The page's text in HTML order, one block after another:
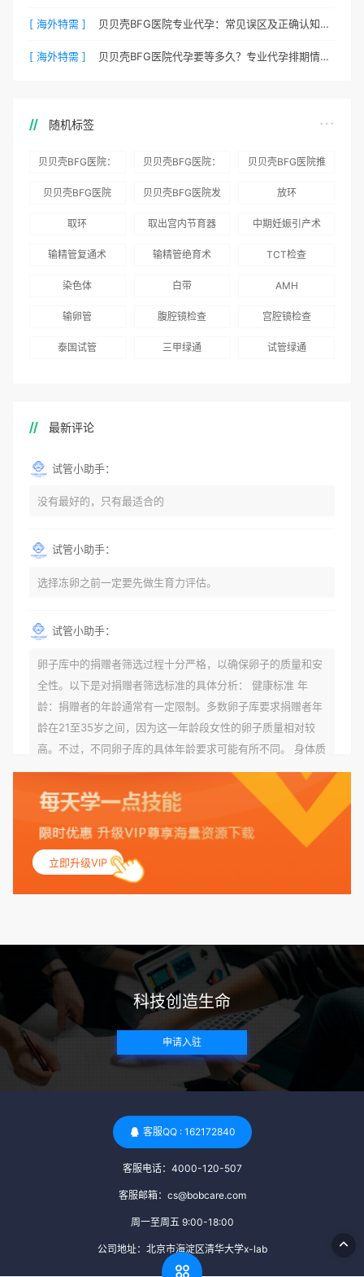
[ 海外特需 ] 贝贝壳BFG医院专业代孕：常见误区及正确认知全梳理
[ 海外特需 ] 贝贝壳BFG医院代孕要等多久？专业代孕排期情况公开
随机标签
贝贝壳BFG医院：
务
贝贝壳BFG医院：
术”和“法律支持”
贝贝壳BFG医院推
贝贝壳BFG医院
贝贝壳BFG医院发
国版）》
放环
取环 取出宫内节育器 中期妊娠引产术
输精管复通术 输精管绝育术 TCT检查
染色体 白带 AMH
输卵管 腹腔镜检查 宫腔镜检查
泰国试管 三甲绿通 试管绿通
最新评论
试管小助手：
没有最好的，只有最适合的
试管小助手：
选择冻卵之前一定要先做生育力评估。
试管小助手：
卵子库中的捐赠者筛选过程十分严格，以确保卵子的质量和安
全性。以下是对捐赠者筛选标准的具体分析： 健康标准 年
龄：捐赠者的年龄通常有一定限制。多数卵子库要求捐赠者年
龄在21至35岁之间，因为这一年龄段女性的卵子质量相对较
高。不过，不同卵子库的具体年龄要求可能有所不同。 身体质
量指数（BMI）：捐赠者的BMI通常需要在正常范围内，以确
保其身体健康状况良好。过高的BMI可能与多种健康问题相关
联，包括不孕症和妊娠并发症。 生殖健康：捐赠者需要有规律
的月经期，无生殖障碍或异常问题。此外，还需要进行详细的
妇科检查，以确保其生殖系统的健康。 遗传病史与家族病史：
捐赠者及其家庭成员需要无严重的遗传病史、精神病史和传染
病史。这通常需要通过基因检测、家族史调查和医疗记录审查
带任何可传染给受卵者的病原体。 药物与生活习惯：捐赠者需
要是非尼古丁使用者、非吸烟者、非吸毒者，并且未使用可能
影响卵子质量的药物，如某些精神药物和避孕植入物。 学历与
心理标准 学历要求：部分卵子库对捐赠者的学历有一定要求，
但这并非普遍标准。一些卵子库可能更倾向于选择受过高等教
育的女性作为捐赠者，但这并不是绝对的筛选条件。 心理状态
评估：捐赠者需要进行心理状态评估，以确定其对捐赠过程的
于确保捐赠者在捐赠过程中保持积极的心态，并理解其捐赠行
为的意义。 其他标准 责任心与沟通能力：由于捐卵过程的时
间不确定性，捐赠者需要有责任心，善于沟通，并尊重预约和
时间表。这有助于确保捐赠周期的顺利进行，并保障受卵者的
明等材料，并接受卵子库的全面审查和评估。 综上所述，卵子
立即升级VIP
科技创造生命
申请入驻
客服QQ : 162172840
客服电话：4000-120-507
客服邮箱：cs@bobcare.com
周一至周五 9:00-18:00
公司地址：北京市海淀区清华大学x-lab